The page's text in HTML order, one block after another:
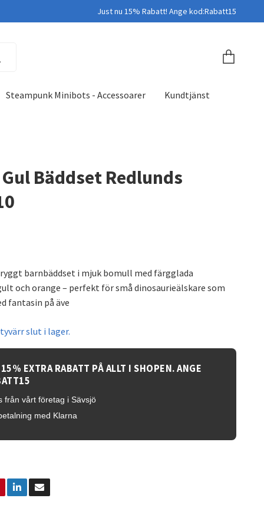
Just nu 15% Rabatt! Ange kod:Rabatt15
Steampunk Minibots - Accessoarer Kundtjänst
Bäddset Redlunds
barnbäddset i mjuk bomull med färgglada
och orange – perfekt för små dinosaurieälskare som
fantasin på äve
slut i lager.
EXTRA RABATT PÅ ALLT I SHOPEN. ANGE
från vårt företag i Sävsjö
med Klarna